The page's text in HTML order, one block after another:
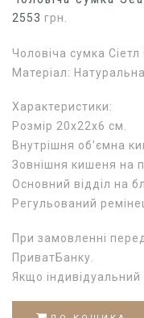
2553 грн.
Чоловіча сумка
Матеріал:
Характеристики:
Розмір 20х22х6 см.
Внутрішня об’ємна
Зовнішня кишеня на
Основний відділ на
Регульований
При замовленні
ПриватБанку.
Якщо